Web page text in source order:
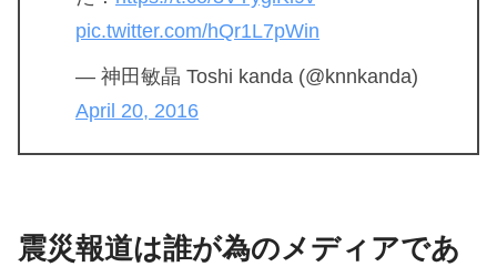
pic.twitter.com/hQr1L7pWin
— 神田敏晶 Toshi kanda (@knnkanda)
April 20, 2016
震災報道は誰が為のメディアであ